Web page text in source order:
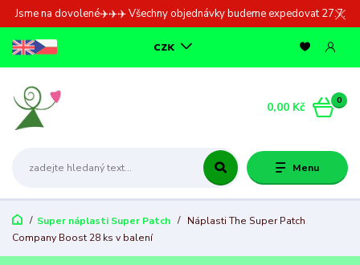
Jsme na dovolené✈️✈️✈️ Všechny objednávky budeme expedovat 27.7.
Menu
CZK
0
0,00 Kč
Super náplasti Super Patch
Náplasti The Super Patch
Company Boost 28 ks v balení